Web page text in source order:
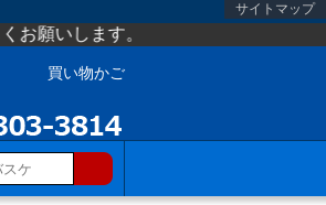
サイトマップ
買い物かご